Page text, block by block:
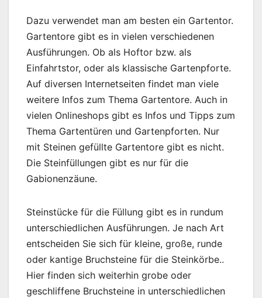
Dazu verwendet man am besten ein Gartentor.
Gartentore gibt es in vielen verschiedenen
Ausführungen. Ob als Hoftor bzw. als
Einfahrtstor, oder als klassische Gartenpforte.
Auf diversen Internetseiten findet man viele
weitere Infos zum Thema Gartentore. Auch in
vielen Onlineshops gibt es Infos und Tipps zum
Thema Gartentüren und Gartenpforten. Nur
mit Steinen gefüllte Gartentore gibt es nicht.
Die Steinfüllungen gibt es nur für die
Gabionenzäune.
Steinstücke für die Füllung gibt es in rundum
unterschiedlichen Ausführungen. Je nach Art
entscheiden Sie sich für kleine, große, runde
oder kantige Bruchsteine für die Steinkörbe..
Hier finden sich weiterhin grobe oder
geschliffene Bruchsteine in unterschiedlichen